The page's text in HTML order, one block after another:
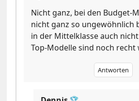
Nicht ganz, bei den Budget-
nicht ganz so ungewöhnlich
in der Mittelklasse auch
Top-Modelle sind noch recht
Antworten